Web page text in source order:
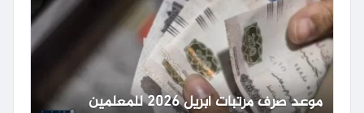
موعد صرف مرتبات أبريل 2026 للمعلمين